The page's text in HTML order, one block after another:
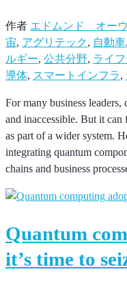
作者 エドムンド オー
宙, アグリテック, 自動車,
ルギー, 公共分野, ライ
導体, スマートインフラ,
For many business
and inaccessible. But it
as part of a wider system.
integrating quantum
chains and business
Quantum
it’s time to